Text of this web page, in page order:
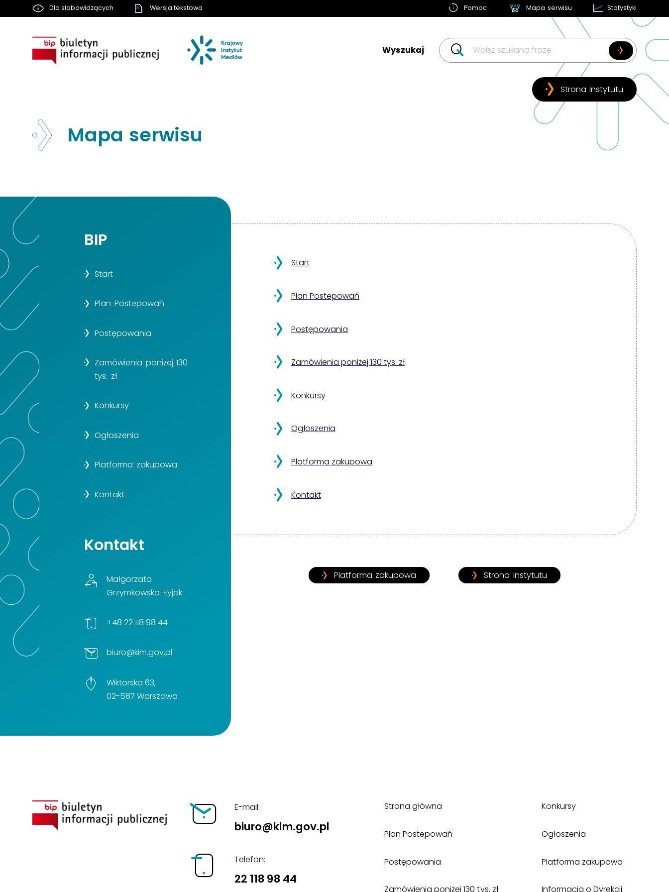
BIP Krajowy Instytut Mediów w likwidacji
Strona Instytutu
Dla słabowidzących Wersja tekstowa Pomoc Mapa serwisu Statystyki
Mapa serwisu
Nawigacja strony
BIP
Start
Plan Postepowań
Postępowania
Zamówienia poniżej 130
tys. zł
Konkursy
Ogłoszenia
Platforma zakupowa
Kontakt
Kontakt
Małgorzata
Grzymkowska-Łyjak
+48 22 118 98 44
biuro@kim.gov.pl
Wiktorska 63,
02-587 Warszawa
Start
Plan Postepowań
Postępowania
Zamówienia poniżej 130 tys. zł
Konkursy
Ogłoszenia
Platforma zakupowa
Kontakt
Platforma zakupowa Strona Instytutu
E-mail:
biuro@kim.gov.pl
Telefon:
22 118 98 44
Strona główna Konkursy
Plan Postepowań Ogłoszenia
Postępowania Platforma zakupowa
Zamówienia poniżej 130 tys. zł Informacja o Dyrekcji